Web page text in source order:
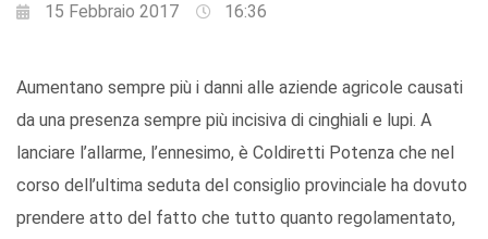
15 Febbraio 2017 16:36
Aumentano sempre più i danni alle aziende agricole causati
da una presenza sempre più incisiva di cinghiali e lupi. A
lanciare l’allarme, l’ennesimo, è Coldiretti Potenza che nel
corso dell’ultima seduta del consiglio provinciale ha dovuto
prendere atto del fatto che tutto quanto regolamentato,